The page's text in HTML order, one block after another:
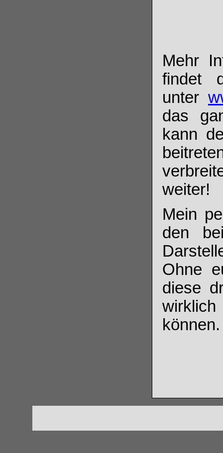
Mehr
findet
unter
das
kann
weiter!
Mein
den
Ohne
diese
können.